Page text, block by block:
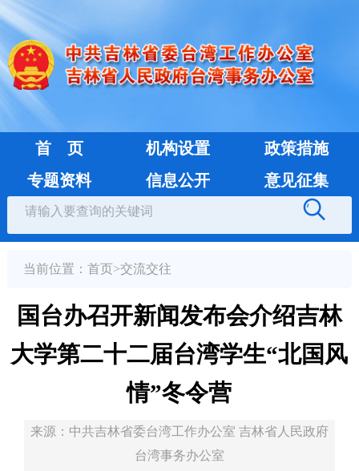
首 页 机构设置
政策措施
专题资料
信息公开 意见征集
当前位置： 首页>交流交往
国台办召开新闻发布会介绍吉林
大学第二十二届台湾学生“北国风
情”冬令营
来源： 中共吉林省委台湾工作办公室 吉林省人民政府
台湾事务办公室